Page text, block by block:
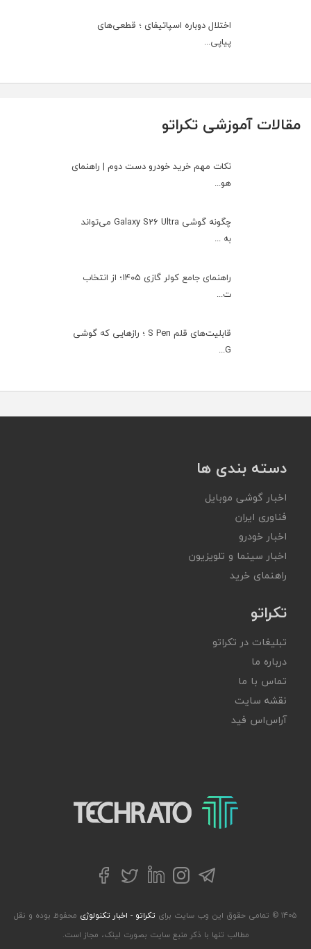
اختلال دوباره اسپاتیفای ؛ قطعی‌های
پیاپی...
مقالات آموزشی تکراتو
نکات مهم خرید خودرو دست دوم | راهنمای
هو...
چگونه گوشی Galaxy S26 Ultra می‌تواند
به ...
راهنمای جامع کولر گازی ۱۴۰۵؛ از انتخاب
ت...
قابلیت‌های قلم S Pen ؛ رازهایی که گوشی
G...
دسته بندی ها
اخبار گوشی موبایل
فناوری ایران
اخبار خودرو
اخبار سینما و تلویزیون
راهنمای خرید
تکراتو
تبلیغات در تکراتو
درباره ما
تماس با ما
نقشه سایت
آر‌اس‌اس فید
تکراتو – زندگی با تکنولوژی
تلگراماینستاگرام
لینکداینتوییترفیسبوک
۱۴۰۵ © تمامی حقوق این وب سایت برای تکراتو - اخبار تکنولوژی محفوظ بوده و نقل
مطالب تنها با ذکر منبع سایت بصورت لینک، مجاز است.